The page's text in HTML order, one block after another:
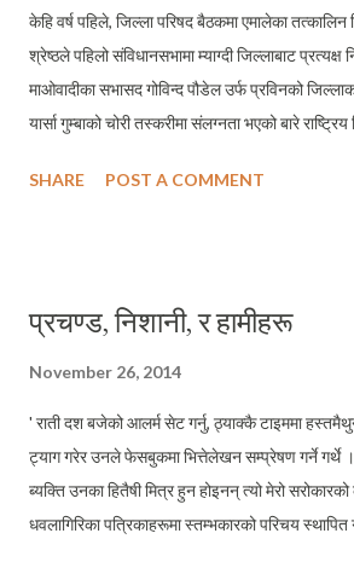
केहि वर्ष पहिले, जिल्ला परिषद बैठकमा एमालेका तत्कालिन
श्रेष्ठले पहिलो संविधानसभामा म्याग्दी जिल्लाबाट प्रत्यक्ष
माओवादीका सभासद गोविन्द पौडेल उर्फ प्रविनको
यार्सा गुम्बाको चोरी तस्करीमा संलग्नता भएको बारे राष्ट्रिय
माओवादीका जिल्ला संयोजक समेत रहेका एक कँडेल थरका
नेपाली कांग्रेसका स्थानीय नेताहरु नै थिए । र, अहिले
सभासदहरु मध्य एक सभासद – रेशम बानियाँले गरेका छन् ।
पुर्‍य...
SHARE POST A COMMENT
प्रचण्ड, निशानी, र हामीहरू
November 26, 2014
' राती दश बजेको आलर्म सेट गर्नु, ठ्याक्कै टाइममा
ट्याग गरेर उनले फेसबुकमा भित्तेलेखन सम्प्रेषण गर्ने गर्थे
ब्यक्ति उनका हितैषी मित्र हुन होइनन् त्यो मेरो
धवलागिरिका पत्रिकाहरूमा स्तम्भकारको परिचय